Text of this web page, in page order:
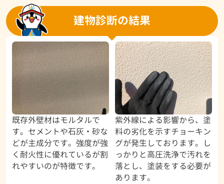
建物診断の結果
既存外壁材はモルタルで
す。セメントや石灰・砂な
どが主成分です。強度が強
く耐火性に優れているが割
れやすいのが特徴です。
紫外線による影響から、塗
料の劣化を示すチョーキン
グが発生しております。し
っかりと高圧洗浄で汚れを
落とし、塗装をする必要が
あります。